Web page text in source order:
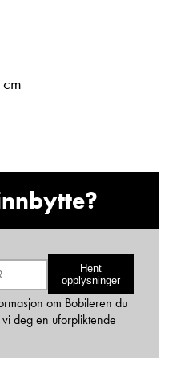
epost
Hent
opplysninger
om Bobileren du
deg en uforpliktende